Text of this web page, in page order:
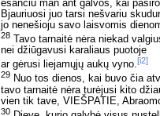
esančiu man ant galvos, kai
Bjauriuosi juo tarsi nešvariu
jo nenešioju savo laisvomis
28 Tavo tarnaitė nėra niekad
nei džiūgavusi karaliaus puotoje
ar gėrusi liejamųjų aukų vyno.[i2]
29 Nuo tos dienos, kai buvo čia
tavo tarnaitė nėra turėjusi kito
vien tik tave, VIEŠPATIE,
30